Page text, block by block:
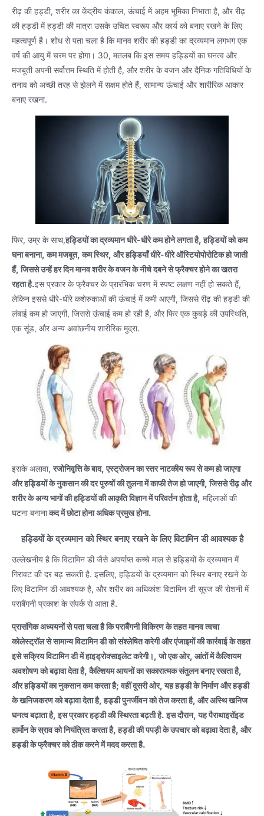
रीढ़ की हड्डी, शरीर का केंद्रीय कंकाल, ऊंचाई में अहम भूमिका निभाता है, और रीढ़
की हड्डी में हड्डी की मात्रा उसके उचित स्वरूप और कार्य को बनाए रखने के लिए
महत्वपूर्ण है। शोध से पता चला है कि मानव शरीर की हड्डी का द्रव्यमान लगभग एक
वर्ष की आयु में चरम पर होगा। 30, मतलब कि इस समय हड्डियों का घनत्व और
मजबूती अपनी सर्वोत्तम स्थिति में होती है, और शरीर के वजन और दैनिक गतिविधियों के
तनाव को अच्छी तरह से झेलने में सक्षम होते हैं, सामान्य ऊंचाई और शारीरिक आकार
बनाए रखना.
फिर, उम्र के साथ,हड्डियों का द्रव्यमान धीरे-धीरे कम होने लगता है, हड्डियों को कम
घना बनाना, कम मजबूत, कम स्थिर, और हड्डियाँ धीरे-धीरे ऑस्टियोपोरोटिक हो जाती
हैं, जिससे उन्हें हर दिन मानव शरीर के वजन के नीचे दबने से फ्रैक्चर होने का खतरा
रहता है.इस प्रकार के फ्रैक्चर के प्रारंभिक चरण में स्पष्ट लक्षण नहीं हो सकते हैं,
लेकिन इससे धीरे-धीरे कशेरुकाओं की ऊंचाई में कमी आएगी, जिससे रीढ़ की हड्डी की
लंबाई कम हो जाएगी, जिससे ऊंचाई कम हो रही है, और फिर एक कुबड़े की उपस्थिति,
एक सूंड, और अन्य अवांछनीय शारीरिक मुद्रा.
इसके अलावा,रजोनिवृत्ति के बाद, एस्ट्रोजन का स्तर नाटकीय रूप से कम हो जाएगा
और हड्डियों के नुकसान की दर पुरुषों की तुलना में काफी तेज हो जाएगी, जिससे रीढ़ और
शरीर के अन्य भागों की हड्डियों की आकृति विज्ञान में परिवर्तन होता है, महिलाओं की
घटना बनानाकद में छोटा होना अधिक प्रमुख होना.
हड्डियों के द्रव्यमान को स्थिर बनाए रखने के लिए विटामिन डी आवश्यक है
उल्लेखनीय है कि विटामिन डी जैसे अपर्याप्त कच्चे माल से हड्डियों के द्रव्यमान में
गिरावट की दर बढ़ सकती है. इसलिए, हड्डियों के द्रव्यमान को स्थिर बनाए रखने के
लिए विटामिन डी आवश्यक है, और शरीर का अधिकांश विटामिन डी सूरज की रोशनी में
पराबैंगनी प्रकाश के संपर्क से आता है.
प्रासंगिक अध्ययनों से पता चला है कि पराबैंगनी विकिरण के तहत मानव त्वचा
कोलेस्ट्रॉल से सामान्य विटामिन डी को संश्लेषित करेगी और एंजाइमों की कार्रवाई के तहत
इसे सक्रिय विटामिन डी में हाइड्रोक्साइलेट करेगी।, जो एक ओर, आंतों में कैल्शियम
अवशोषण को बढ़ावा देता है, कैल्शियम आयनों का सकारात्मक संतुलन बनाए रखता है,
और हड्डियों का नुकसान कम करता है; वहीं दूसरी ओर, यह हड्डी के निर्माण और हड्डी
के खनिजकरण को बढ़ावा देता है, हड्डी पुनर्जीवन को तेज करता है, और अस्थि खनिज
घनत्व बढ़ाता है, इस प्रकार हड्डी की स्थिरता बढ़ती है. इस दौरान, यह पैराथाइरॉइड
हार्मोन के स्राव को नियंत्रित करता है, हड्डी की पपड़ी के उपचार को बढ़ावा देता है, और
हड्डी के फ्रैक्चर को ठीक करने में मदद करता है.